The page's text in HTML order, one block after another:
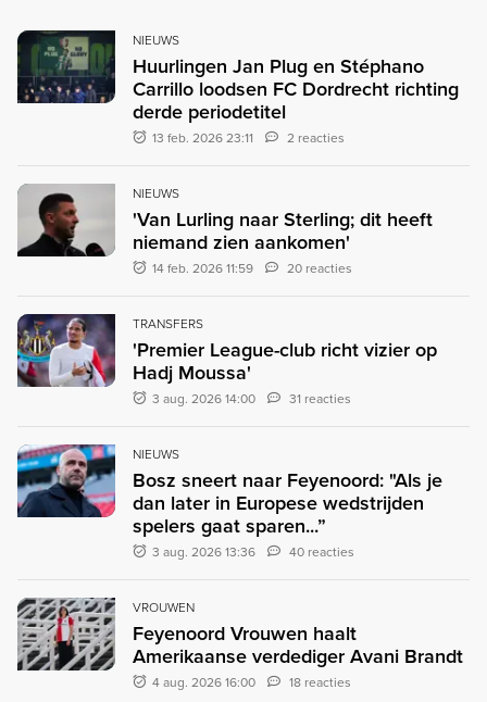
NIEUWS
Huurlingen Jan Plug en Stéphano
Carrillo loodsen FC Dordrecht richting
derde periodetitel
13 feb. 2026 23:11 2 reacties
NIEUWS
'Van Lurling naar Sterling; dit heeft
niemand zien aankomen'
14 feb. 2026 11:59 20 reacties
TRANSFERS
'Premier League-club richt vizier op
Hadj Moussa'
3 aug. 2026 14:00 31 reacties
NIEUWS
Bosz sneert naar Feyenoord: "Als je
dan later in Europese wedstrijden
spelers gaat sparen...”
3 aug. 2026 13:36 40 reacties
VROUWEN
Feyenoord Vrouwen haalt
Amerikaanse verdediger Avani Brandt
4 aug. 2026 16:00 18 reacties